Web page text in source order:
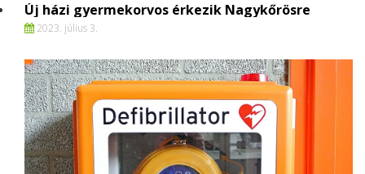
Új házi gyermekorvos érkezik Nagykőrösre
2023. július 3.